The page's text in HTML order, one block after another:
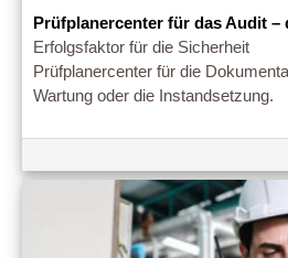
Prüfplanercenter für das Audit –
Erfolgsfaktor für die Sicherheit
Prüfplanercenter für die
Wartung oder die Instandsetzung.